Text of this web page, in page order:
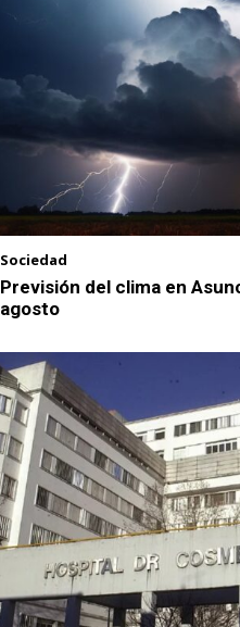
Sociedad
Previsión del clima en
agosto